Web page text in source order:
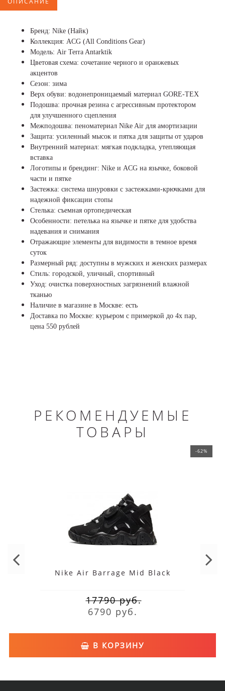
Бренд: Nike (Найк)
Коллекция: ACG (All Conditions Gear)
Модель: Air Terra Antarktik
Цветовая схема: сочетание черного и оранжевых
акцентов
Сезон: зима
Верх обуви: водонепроницаемый материал GORE-TEX
Подошва: прочная резина с агрессивным протектором
для улучшенного сцепления
Межподошва: пеноматериал Nike Air для амортизации
Защита: усиленный мысок и пятка для защиты от ударов
Внутренний материал: мягкая подкладка, утепляющая
вставка
Логотипы и брендинг: Nike и ACG на язычке, боковой
части и пятке
Застежка: система шнуровки с застежками-крючками для
надежной фиксации стопы
Стелька: съемная ортопедическая
Особенности: петелька на язычке и пятке для удобства
надевания и снимания
Отражающие элементы для видимости в темное время
суток
Размерный ряд: доступны в мужских и женских размерах
Стиль: городской, уличный, спортивный
Уход: очистка поверхностных загрязнений влажной
тканью
Наличие в магазине в Москве: есть
Доставка по Москве: курьером с примеркой до 4х пар,
цена 550 рублей
РЕКОМЕНДУЕМЫЕ
ТОВАРЫ
-62%
Nike Air Barrage Mid Black
17790 руб.
6790 руб.
В КОРЗИНУ